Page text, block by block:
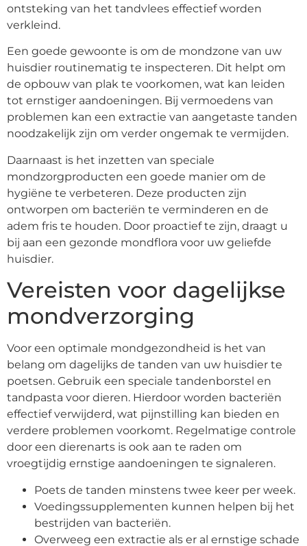
ontsteking van het tandvlees effectief worden
verkleind.
Een goede gewoonte is om de mondzone van uw
huisdier routinematig te inspecteren. Dit helpt om
de opbouw van plak te voorkomen, wat kan leiden
tot ernstiger aandoeningen. Bij vermoedens van
problemen kan een extractie van aangetaste tanden
noodzakelijk zijn om verder ongemak te vermijden.
Daarnaast is het inzetten van speciale
mondzorgproducten een goede manier om de
hygiëne te verbeteren. Deze producten zijn
ontworpen om bacteriën te verminderen en de
adem fris te houden. Door proactief te zijn, draagt u
bij aan een gezonde mondflora voor uw geliefde
huisdier.
Vereisten voor dagelijkse
mondverzorging
Voor een optimale mondgezondheid is het van
belang om dagelijks de tanden van uw huisdier te
poetsen. Gebruik een speciale tandenborstel en
tandpasta voor dieren. Hierdoor worden bacteriën
effectief verwijderd, wat pijnstilling kan bieden en
verdere problemen voorkomt. Regelmatige controle
door een dierenarts is ook aan te raden om
vroegtijdig ernstige aandoeningen te signaleren.
Poets de tanden minstens twee keer per week.
Voedingssupplementen kunnen helpen bij het
bestrijden van bacteriën.
Overweeg een extractie als er al ernstige schade